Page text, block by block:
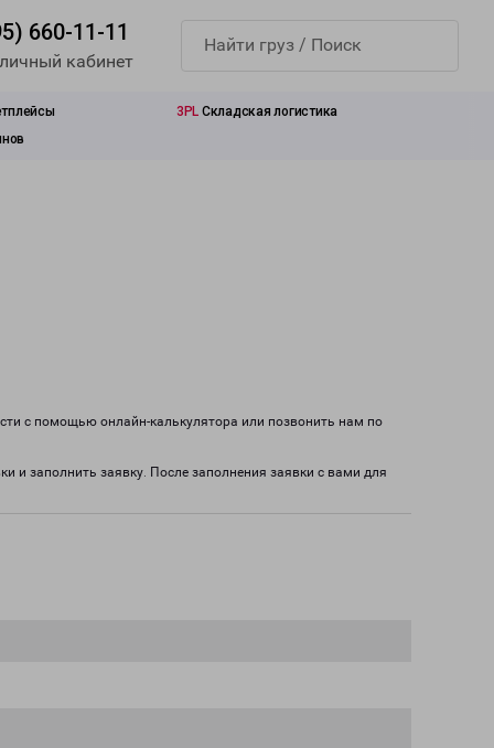
660-11-11
кабинет
3PL Складская логистика
с помощью онлайн-калькулятора или позвонить нам по
и заполнить заявку. После заполнения заявки с вами для